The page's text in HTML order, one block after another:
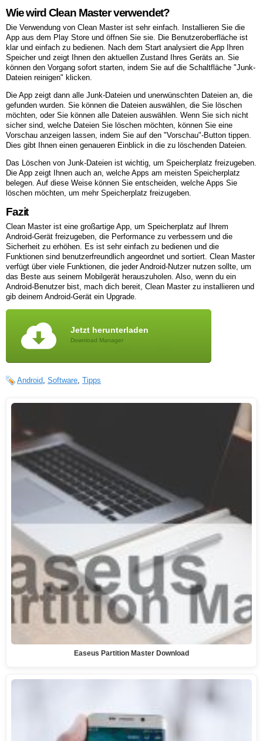
Wie wird Clean Master verwendet?
Die Verwendung von Clean Master ist sehr einfach. Installieren Sie die
App aus dem Play Store und öffnen Sie sie. Die Benutzeroberfläche ist
klar und einfach zu bedienen. Nach dem Start analysiert die App Ihren
Speicher und zeigt Ihnen den aktuellen Zustand Ihres Geräts an. Sie
können den Vorgang sofort starten, indem Sie auf die Schaltfläche "Junk-
Dateien reinigen" klicken.
Die App zeigt dann alle Junk-Dateien und unerwünschten Dateien an, die
gefunden wurden. Sie können die Dateien auswählen, die Sie löschen
möchten, oder Sie können alle Dateien auswählen. Wenn Sie sich nicht
sicher sind, welche Dateien Sie löschen möchten, können Sie eine
Vorschau anzeigen lassen, indem Sie auf den "Vorschau"-Button tippen.
Dies gibt Ihnen einen genaueren Einblick in die zu löschenden Dateien.
Das Löschen von Junk-Dateien ist wichtig, um Speicherplatz freizugeben.
Die App zeigt Ihnen auch an, welche Apps am meisten Speicherplatz
belegen. Auf diese Weise können Sie entscheiden, welche Apps Sie
löschen möchten, um mehr Speicherplatz freizugeben.
Fazit
Clean Master ist eine großartige App, um Speicherplatz auf Ihrem
Android-Gerät freizugeben, die Performance zu verbessern und die
Sicherheit zu erhöhen. Es ist sehr einfach zu bedienen und die
Funktionen sind benutzerfreundlich angeordnet und sortiert. Clean Master
verfügt über viele Funktionen, die jeder Android-Nutzer nutzen sollte, um
das Beste aus seinem Mobilgerät herauszuholen. Also, wenn du ein
Android-Benutzer bist, mach dich bereit, Clean Master zu installieren und
gib deinem Android-Gerät ein Upgrade.
Jetzt herunterladen
Download Manager
Android Software Tipps
Easeus Partition Master Download